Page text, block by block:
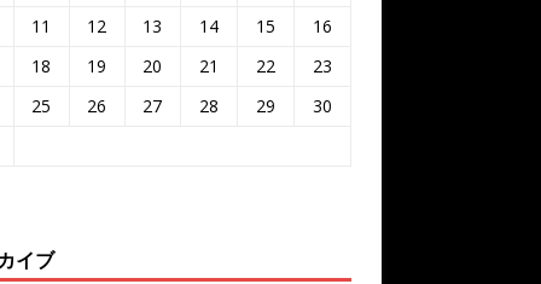
11
12 13 14 15
16
18
19 20 21 22
23
25
26 27 28 29 30
イブ